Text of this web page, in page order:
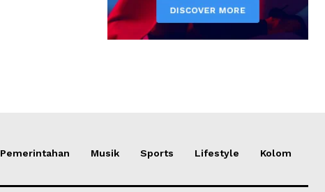
Pemerintahan Musik Sports Lifestyle Kolom